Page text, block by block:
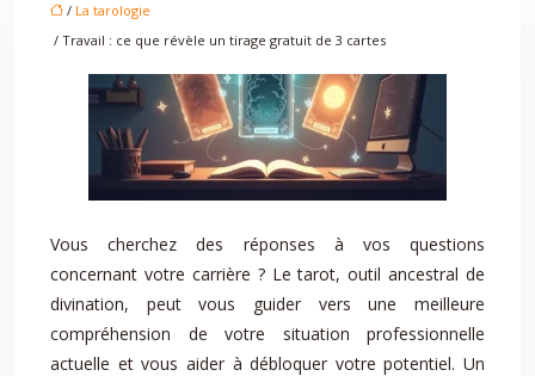
/ La tarologie
/ Travail : ce que révèle un tirage gratuit de 3 cartes
Vous cherchez des réponses à vos questions
concernant votre carrière ? Le tarot, outil ancestral de
divination, peut vous guider vers une meilleure
compréhension de votre situation professionnelle
actuelle et vous aider à débloquer votre potentiel. Un